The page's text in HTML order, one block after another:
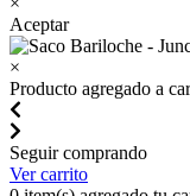
Aceptar
×
Producto agregado a
Seguir comprando
Ver carrito